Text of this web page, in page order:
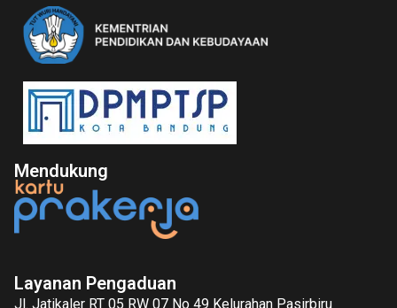
Mendukung
Layanan Pengaduan
Jl. Jatikaler RT 05 RW 07 No 49 Kelurahan Pasirbiru